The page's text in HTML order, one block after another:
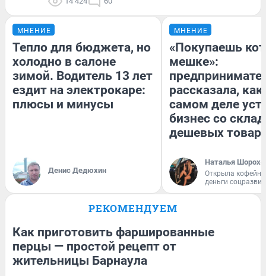
МНЕНИЕ
Тепло для бюджета, но
холодно в салоне
зимой. Водитель 13 лет
ездит на электрокаре:
плюсы и минусы
Денис Дедюхин
МНЕНИЕ
«Покупаешь
мешке»:
рассказала, как
самом деле
бизнес со
дешевых
Наталья
Открыла
деньги
РЕКОМЕНДУЕМ
Как приготовить фаршированные
перцы — простой рецепт от
жительницы Барнаула